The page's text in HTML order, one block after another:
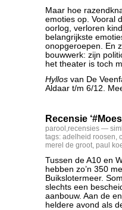
Maar hoe
emoties op. Vooral
oorlog, verloren
belangrijkste
onopgeroepen. En
bouwwerk: zijn
het theater is toch
Hyllos van De
Aldaar t/m 6/12.
Recensie
parool ,recensies —
tags: adelheid roosen,
merel de groot, paul
Tussen de A10 en
hebben zo’n 350
Buikslotermeer.
slechts een
aanbouw. Aan de
heldere avond als